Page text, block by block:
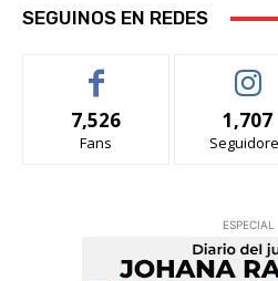
SEGUINOS EN REDES
7,526
Fans
1,707
ESPECIAL